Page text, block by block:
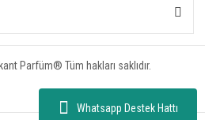
Whatsapp Destek Hattı
Parfüm® Tüm hakları saklıdır.